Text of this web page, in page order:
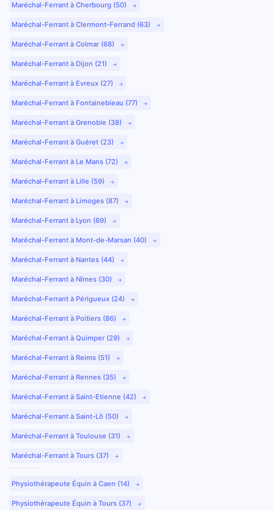
Maréchal-Ferrant à Cherbourg (50)
Maréchal-Ferrant à Clermont-Ferrand (63)
Maréchal-Ferrant à Colmar (68)
Maréchal-Ferrant à Dijon (21)
Maréchal-Ferrant à Evreux (27)
Maréchal-Ferrant à Fontainebleau (77)
Maréchal-Ferrant à Grenoble (38)
Maréchal-Ferrant à Guéret (23)
Maréchal-Ferrant à Le Mans (72)
Maréchal-Ferrant à Lille (59)
Maréchal-Ferrant à Limoges (87)
Maréchal-Ferrant à Lyon (69)
Maréchal-Ferrant à Mont-de-Marsan (40)
Maréchal-Ferrant à Nantes (44)
Maréchal-Ferrant à Nîmes (30)
Maréchal-Ferrant à Périgueux (24)
Maréchal-Ferrant à Poitiers (86)
Maréchal-Ferrant à Quimper (29)
Maréchal-Ferrant à Reims (51)
Maréchal-Ferrant à Rennes (35)
Maréchal-Ferrant à Saint-Etienne (42)
Maréchal-Ferrant à Saint-Lô (50)
Maréchal-Ferrant à Toulouse (31)
Maréchal-Ferrant à Tours (37)
Physiothérapeute Équin à Caen (14)
Physiothérapeute Équin à Tours (37)